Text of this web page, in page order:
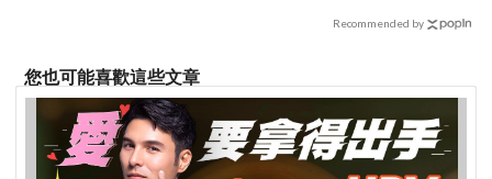
Recommended by
您也可能喜歡這些文章